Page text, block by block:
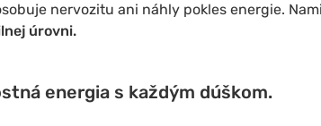
nervozitu ani náhly pokles energie.
úrovni.
energia s každým dúškom.